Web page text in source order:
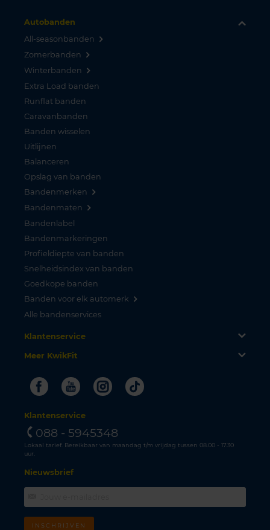
Autobanden
All-seasonbanden
Zomerbanden
Winterbanden
Extra Load banden
Runflat banden
Caravanbanden
Banden wisselen
Uitlijnen
Balanceren
Opslag van banden
Bandenmerken
Bandenmaten
Bandenlabel
Bandenmarkeringen
Profieldiepte van banden
Snelheidsindex van banden
Goedkope banden
Banden voor elk automerk
Alle bandenservices
Klantenservice
Meer KwikFit
FacebookYoutubeInstagram
Tiktok
Klantenservice
088 - 5945348
Lokaal tarief. Bereikbaar van maandag t/m vrijdag tussen 08.00 - 17.30
uur.
Nieuwsbrief
INSCHRIJVEN